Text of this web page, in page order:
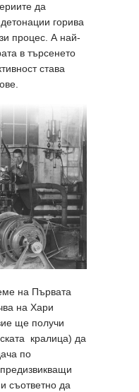
да
горива
процес. А най-
в търсенето
става
на Първата
на Хари
ще получи
кралица) да
по
съответно да